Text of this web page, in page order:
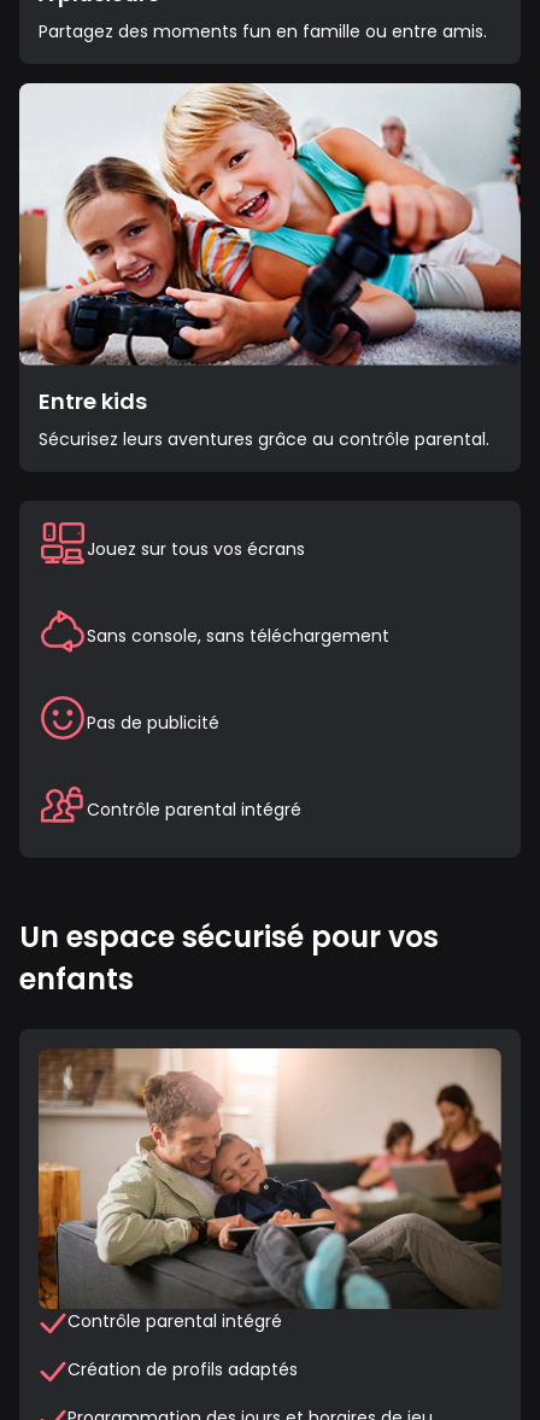
Partagez des moments fun en famille ou entre amis.
Entre kids
Sécurisez leurs aventures grâce au contrôle parental.
Jouez sur tous vos écrans
Sans console, sans téléchargement
Pas de publicité
Contrôle parental intégré
Un espace sécurisé pour vos
enfants
Contrôle parental intégré
Création de profils adaptés